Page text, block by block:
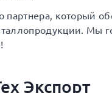
который
Мы
Экспорт